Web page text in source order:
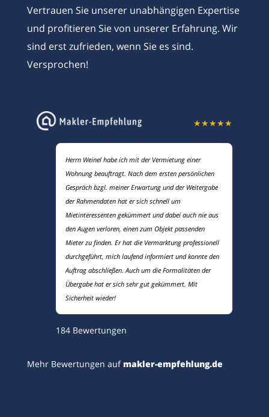
Vertrauen Sie unserer unabhängigen Expertise
und profitieren Sie von unserer Erfahrung. Wir
sind erst zufrieden, wenn Sie es sind.
Versprochen!
★
★
★
★
★
Herrn Weinel habe ich mit der Vermietung einer
Wohnung beauftragt. Nach dem ersten persönlichen
Gespräch bzgl. meiner Erwartung und der Weitergabe
der Rahmendaten hat er sich schnell um
Mietinteressenten gekümmert und dabei auch nie aus
den Augen verloren, einen zum Objekt passenden
Mieter zu finden. Er hat die Vermarktung professionell
durchgeführt, mich laufend informiert und konnte den
Auftrag abschließen. Auch um die Formalitäten der
Übergabe hat er sich sehr gut gekümmert. Mit
Sicherheit wieder!
184 Bewertungen
Mehr Bewertungen auf makler-empfehlung.de